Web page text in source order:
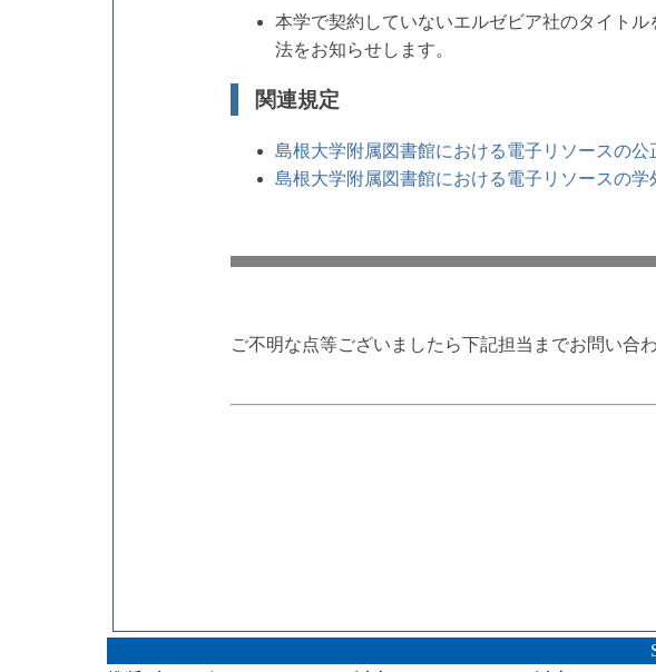
本学で契約していないエルゼビア社のタイト
法をお知らせします。
関連規定
島根大学附属図書館における電子リソースの公
島根大学附属図書館における電子リソースの学
ご不明な点等ございましたら下記担当までお問い合